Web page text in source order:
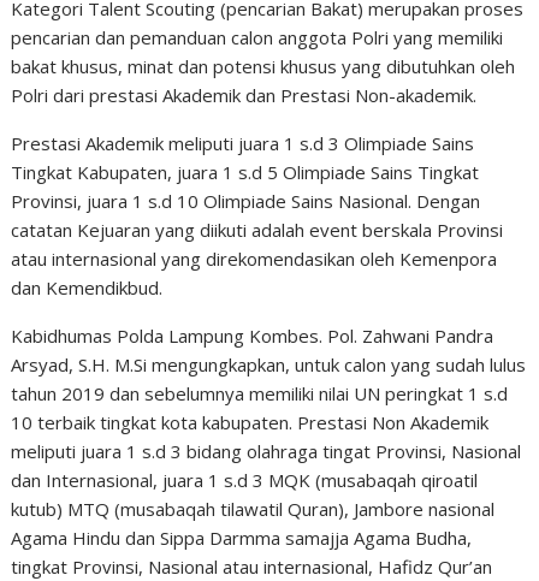
Kategori Talent Scouting (pencarian Bakat) merupakan proses
pencarian dan pemanduan calon anggota Polri yang memiliki
bakat khusus, minat dan potensi khusus yang dibutuhkan oleh
Polri dari prestasi Akademik dan Prestasi Non-akademik.
Prestasi Akademik meliputi juara 1 s.d 3 Olimpiade Sains
Tingkat Kabupaten, juara 1 s.d 5 Olimpiade Sains Tingkat
Provinsi, juara 1 s.d 10 Olimpiade Sains Nasional. Dengan
catatan Kejuaran yang diikuti adalah event berskala Provinsi
atau internasional yang direkomendasikan oleh Kemenpora
dan Kemendikbud.
Kabidhumas Polda Lampung Kombes. Pol. Zahwani Pandra
Arsyad, S.H. M.Si mengungkapkan, untuk calon yang sudah lulus
tahun 2019 dan sebelumnya memiliki nilai UN peringkat 1 s.d
10 terbaik tingkat kota kabupaten. Prestasi Non Akademik
meliputi juara 1 s.d 3 bidang olahraga tingat Provinsi, Nasional
dan Internasional, juara 1 s.d 3 MQK (musabaqah qiroatil
kutub) MTQ (musabaqah tilawatil Quran), Jambore nasional
Agama Hindu dan Sippa Darmma samajja Agama Budha,
tingkat Provinsi, Nasional atau internasional, Hafidz Qur’an